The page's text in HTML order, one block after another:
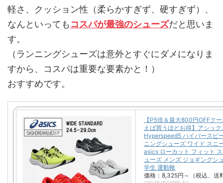
軽さ、クッション性（柔らかすぎず、硬すぎず）、
なんといっても コスパが最強のシューズだと思いま
す。
（ランニングシューズは意外とすぐにダメになりま
すから、コスパは重要な要素かと！）
おすすめです。
【P5倍＆最大800円OFFク
えば買うほどお得】アシック
Hyperspeed5 ハイパースピ
ニングシューズ ワイド スニ
asics ローカット フィット
ューズ メンズ ジョギングシ
学生 運動靴
価格：8,325円～（税込、送